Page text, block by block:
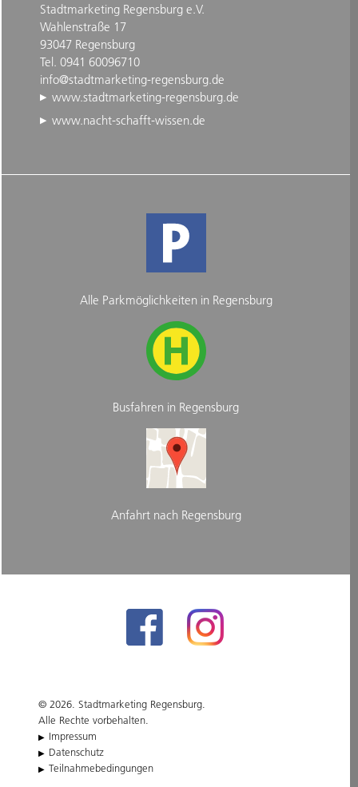
Stadtmarketing Regensburg e.V.
Wahlenstraße 17
93047 Regensburg
Tel. 0941 60096710
info@stadtmarketing-regensburg.de
www.stadtmarketing-regensburg.de
www.nacht-schafft-wissen.de
Alle Parkmöglichkeiten in Regensburg
Busfahren in Regensburg
Anfahrt nach Regensburg
© 2026. Stadtmarketing Regensburg.
Alle Rechte vorbehalten.
Impressum
Datenschutz
Teilnahmebedingungen